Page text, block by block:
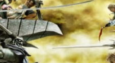
STAR WARS
AVENGERS
RYCHLE A